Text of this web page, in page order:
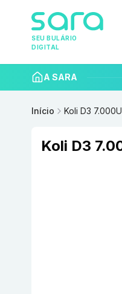
SEU BULÁRIO
DIGITAL
A SARA
Início Koli D3
Koli D3